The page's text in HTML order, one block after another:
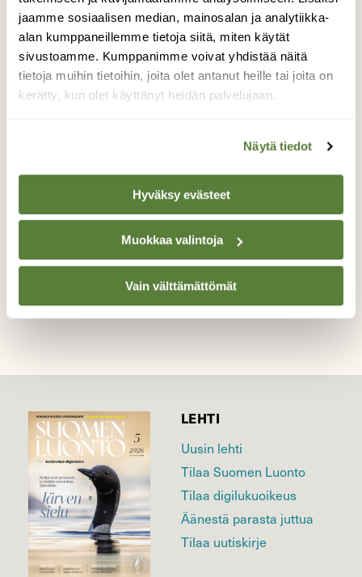
jaamme sosiaalisen median, mainosalan ja analytiikka-
alan kumppaneillemme tietoja siitä, miten käytät
sivustoamme. Kumppanimme voivat yhdistää näitä
tietoja muihin tietoihin, joita olet antanut heille tai joita on
kerätty, kun olet käyttänyt heidän palvelujaan.
Näytä tiedot
Hyväksy evästeet
Muokkaa valintoja
Vain välttämättömät
normaali ruskea väriltään. Viime vuonna
syksyllä pentuja oli vain yksi valkoinen ja
kaksi ruskeaa samassa pentueessa. Kuvasin
myös 7/2017 jo erraus iässä karhun olevan
jonka väritys oli runsaasti poikkeava
Valokuvaaja: Kari Rossinen, Kuhmo , Wild Brown
Bear 29.9.2018
TAKAISIN LISTAAN
LEHTI
Uusin lehti
Tilaa Suomen Luonto
Tilaa digilukuoikeus
Äänestä parasta juttua
Tilaa uutiskirje